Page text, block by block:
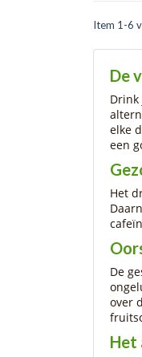
Item 1-6
De
Drink
elke
een
Het
De
over
Het